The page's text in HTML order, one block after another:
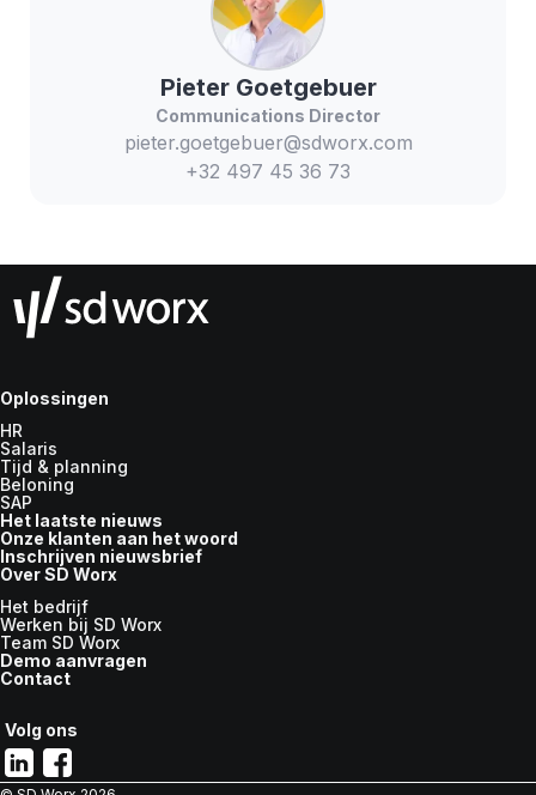
Pieter Goetgebuer
Communications Director
pieter.goetgebuer@sdworx.com
+32 497 45 36 73
Oplossingen
HR
Salaris
Tijd & planning
Beloning
SAP
Het laatste nieuws
Onze klanten aan het woord
Inschrijven nieuwsbrief
Over SD Worx
Het bedrijf
Werken bij SD Worx
Team SD Worx
Demo aanvragen
Contact
Volg ons